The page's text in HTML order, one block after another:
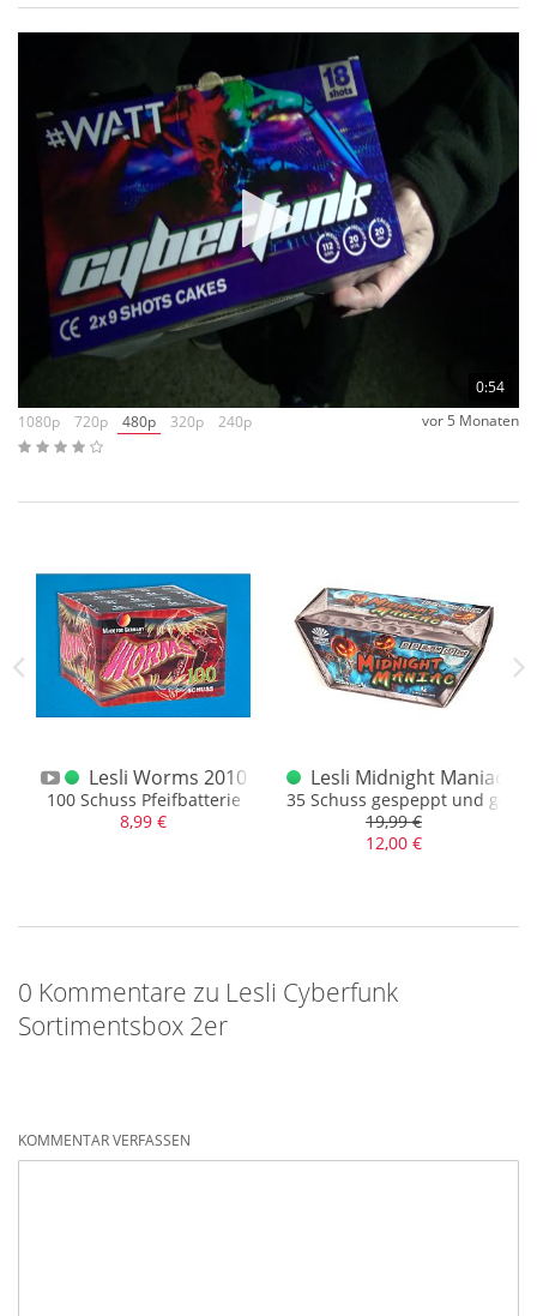
dass es eben nicht nur den Effektgehalt einfacher 10
Schussbatterien hat, so wie man sie von Lesli kennt…. es ist
0:54
1080p
720p 480p 320p 240p vor 5 Monaten
sehr stark
Lesli Worms 2010
100 Schuss Pfeifbatterie
8,99 €
Lesli Midnight Maniac
35 Schuss gespeppt und
19,99 €
12,00 €
0 Kommentare zu Lesli Cyberfunk
Sortimentsbox 2er
KOMMENTAR VERFASSEN